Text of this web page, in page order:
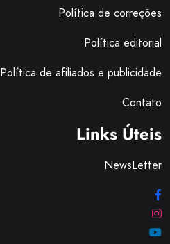
Política de correções
Política editorial
Política de afiliados e publicidade
Contato
Links Úteis
NewsLetter